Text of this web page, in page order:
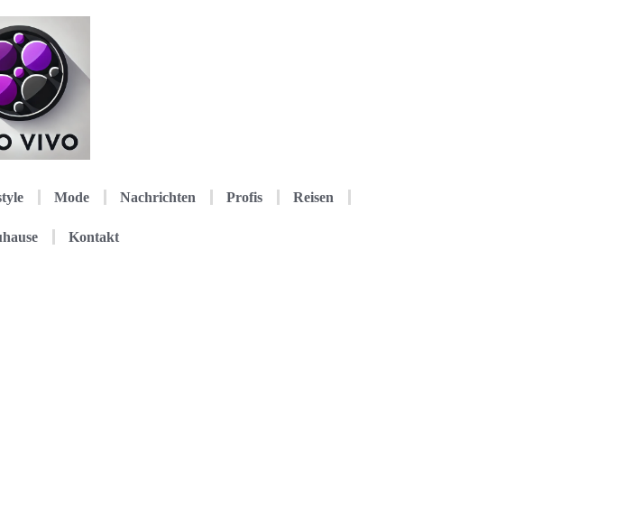
Mode Nachrichten Profis Reisen
Kontakt